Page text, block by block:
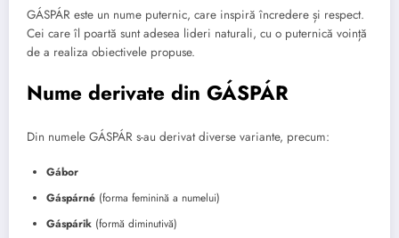
GÁSPÁR este un nume puternic, care inspiră încredere și respect.
Cei care îl poartă sunt adesea lideri naturali, cu o puternică voință
de a realiza obiectivele propuse.
Nume derivate din GÁSPÁR
Din numele GÁSPÁR s-au derivat diverse variante, precum:
Gábor
Gáspárné (forma feminină a numelui)
Gáspárik (formă diminutivă)